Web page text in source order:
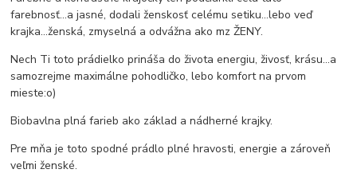
farebnosť...a jasné, dodali ženskosť celému setiku...lebo veď
krajka...ženská, zmyselná a odvážna ako mz ŽENY.
Nech Ti toto prádielko prináša do života energiu, živosť, krásu...a
samozrejme maximálne pohodličko, lebo komfort na prvom
mieste:o)
Biobavlna plná farieb ako základ a nádherné krajky.
Pre mňa je toto spodné prádlo plné hravosti, energie a zároveň
veľmi ženské.